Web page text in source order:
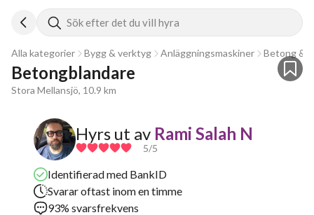
Sök efter det du vill hyra
Alla kategorier Bygg & verktyg Anläggningsmaskiner Betong &
Betongblandare
Stora Mellansjö, 10.9 km
Hyrs ut av Rami Salah N
5/5
Identifierad med BankID
Svarar oftast inom en timme
93% svarsfrekvens